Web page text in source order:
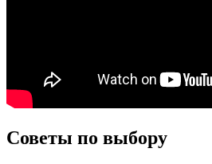
Советы по выбору